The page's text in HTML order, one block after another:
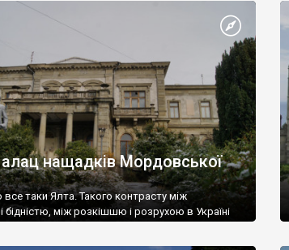
нащадків Мордовської
все таки Ялта. Такого контрасту між
бідністю, між розкішшю і розрухою в Україні